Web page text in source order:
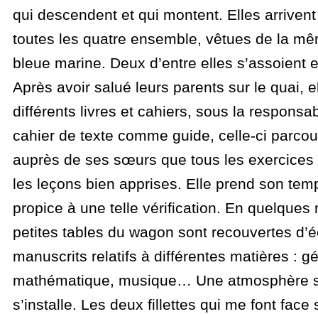
qui descendent et qui montent. Elles
toutes les quatre ensemble, vêtues de la
bleue marine. Deux d’entre elles s’assoient
Après avoir salué leurs parents sur le quai,
différents livres et cahiers, sous la
cahier de texte comme guide, celle-ci
auprès de ses sœurs que tous les exercices
les leçons bien apprises. Elle prend son
propice à une telle vérification. En quelques
petites tables du wagon sont recouvertes
manuscrits relatifs à différentes matières :
mathématique, musique… Une atmosphère
s’installe. Les deux fillettes qui me font face